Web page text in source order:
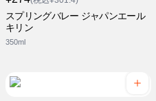
スプリングバレー ジャパンエール
キリン
350ml